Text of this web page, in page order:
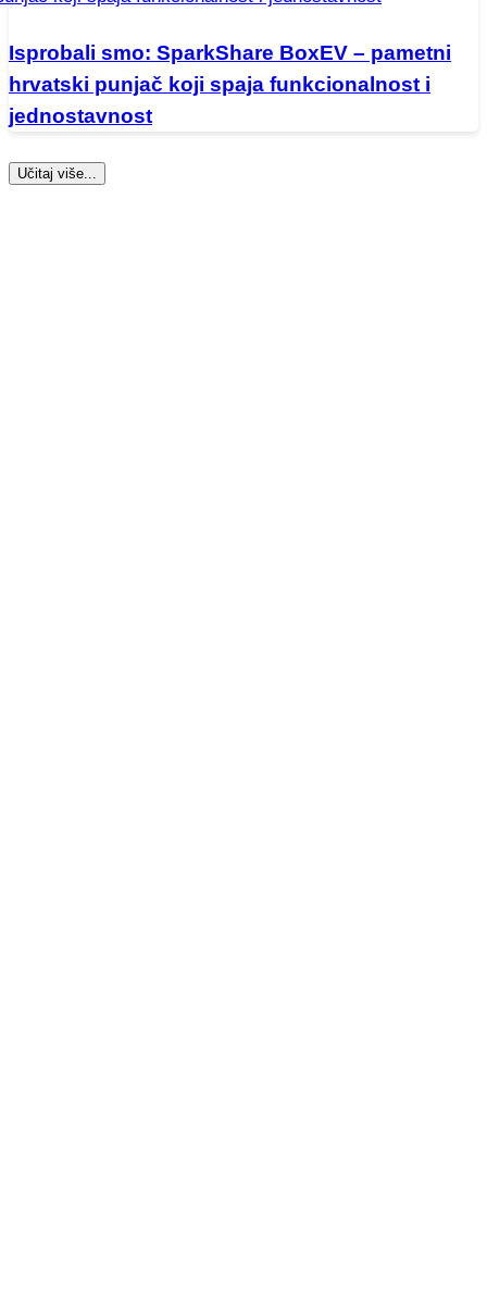
Isprobali smo: SparkShare BoxEV – pametni
hrvatski punjač koji spaja funkcionalnost i
jednostavnost
Učitaj više...